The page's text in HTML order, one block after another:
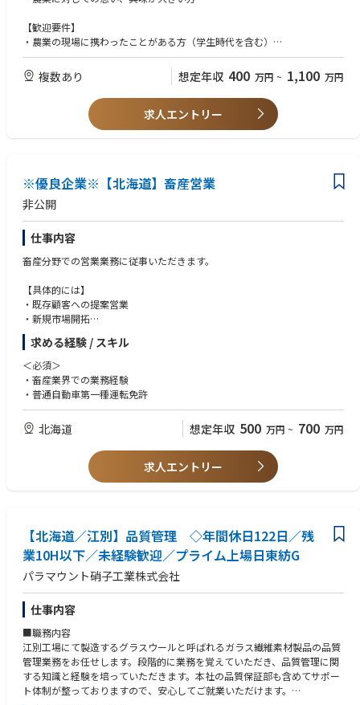
・半導体デバイス製造に必要な各種装置のプロセスコントロールスキルや
メンテナンススキルを身に付けることができます。
・社内や社外の関係者との連携のなかで、幅広い知見やコミュニケーショ
ンスキルを身に付けることができます。
■入社後のキャリアプラン
当該求人には、入社後、3～10年間は、現在デクセリアルズで注力すべき
て、事業ポートフォリオ拡大に向け積極的に新たな技術を獲得し、常に新
たな技術獲得・製品展開の視野を持ち、持続的に成長できる組織を築いて
いただくことができます。
【歓迎要件】
・農業の現場に携わったことがある方（学生時代を含む）
・農薬、農業資材、肥料、種苗またはこれに関連する農業資材等の営業の
ご経験
・営農指導、栽培指導の経験
・農業系の組織構造の理解
複数あり 想定年収 400 万円 ~ 1,100 万円
求人エントリー
※優良企業※【北海道】畜産営業
非公開
仕事内容
畜産分野での営業業務に従事いただきます。
【具体的には】
・既存顧客への提案営業
・新規市場開拓
・国内外メーカー、仕入先との交渉
求める経験 / スキル
＜必須＞
・畜産業界での業務経験
・普通自動車第一種運転免許
北海道 想定年収 500 万円 ~ 700 万円
求人エントリー
【北海道／江別】品質管理 ◇年間休日122日／残
業10H以下／未経験歓迎／プライム上場日東紡G
パラマウント硝子工業株式会社
仕事内容
■職務内容
江別工場にて製造するグラスウールと呼ばれるガラス繊維素材製品の品質
管理業務をお任せします。段階的に業務を覚えていただき、品質管理に関
する知識と経験を培っていただきます。本社の品質保証部も含めてサポー
ト体制が整っておりますので、安心してご就業いただけます。